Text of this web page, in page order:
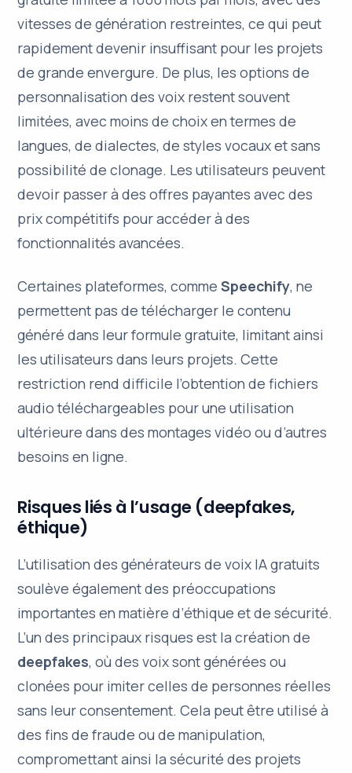
vitesses de génération restreintes, ce qui peut
rapidement devenir insuffisant pour les projets
de grande envergure. De plus, les options de
personnalisation des voix restent souvent
limitées, avec moins de choix en termes de
langues, dedialectes, de styles vocaux et sans
possibilité de clonage. Les utilisateurs peuvent
devoir passer à des offres payantes avec des
prix compétitifs pour accéder à des
fonctionnalités avancées.
Certaines plateformes, commeSpeechify, ne
permettent pas de télécharger le contenu
généré dans leur formule gratuite, limitant ainsi
les utilisateurs dans leurs projets. Cette
restriction rend difficile l’obtention de fichiers
audio téléchargeables pour une utilisation
ultérieure dans des montages vidéo ou d’autres
besoins en ligne.
Risques liés à l’usage (deepfakes,
éthique)
L’utilisation des générateurs de voix IA gratuits
soulève également des préoccupations
importantes en matière d’éthique et de sécurité.
L’un des principaux risques est la création de
deepfakes, où des voix sont générées ou
clonées pour imiter celles de personnes réelles
sans leur consentement. Cela peut être utilisé à
des fins de fraude ou de manipulation,
compromettant ainsi la sécurité des projets